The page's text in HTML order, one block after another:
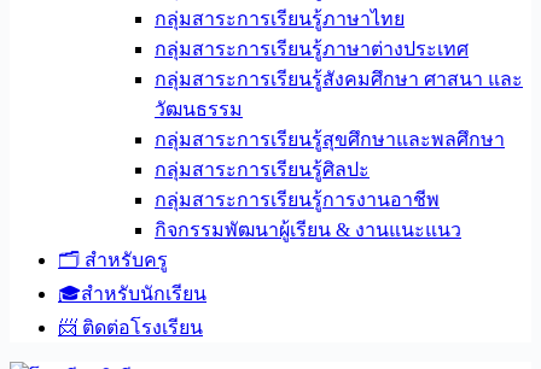
กลุ่มสาระการเรียนรู้ภาษาไทย
กลุ่มสาระการเรียนรู้ภาษาต่างประเทศ
กลุ่มสาระการเรียนรู้สังคมศึกษา ศาสนา และ
วัฒนธรรม
กลุ่มสาระการเรียนรู้สุขศึกษาและพลศึกษา
กลุ่มสาระการเรียนรู้ศิลปะ
กลุ่มสาระการเรียนรู้การงานอาชีพ
กิจกรรมพัฒนาผู้เรียน & งานแนะแนว
🗂️ สำหรับครู
🎓สำหรับนักเรียน
📨 ติดต่อโรงเรียน